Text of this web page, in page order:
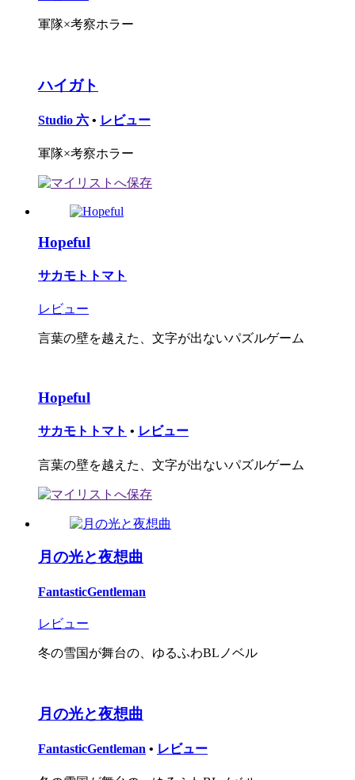
軍隊×考察ホラー
ハイガト
Studio 六 • レビュー
軍隊×考察ホラー
Hopeful
サカモトトマト
レビュー
言葉の壁を越えた、文字が出ないパズルゲーム
Hopeful
サカモトトマト • レビュー
言葉の壁を越えた、文字が出ないパズルゲーム
月の光と夜想曲
FantasticGentleman
レビュー
冬の雪国が舞台の、ゆるふわBLノベル
月の光と夜想曲
FantasticGentleman • レビュー